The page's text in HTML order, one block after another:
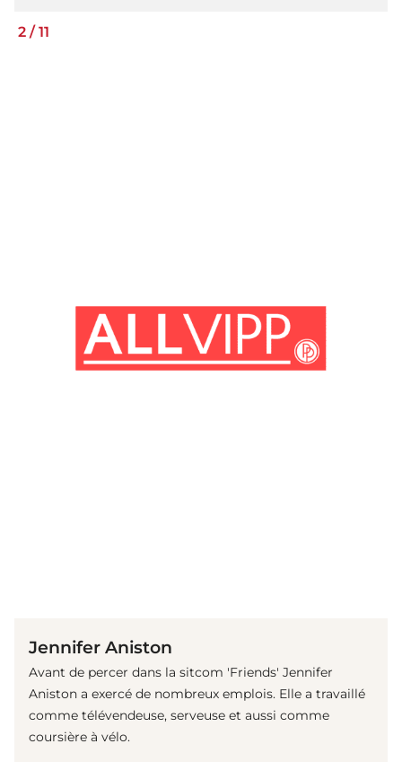
2 / 11
Jennifer Aniston
Avant de percer dans la sitcom 'Friends' Jennifer
Aniston a exercé de nombreux emplois. Elle a travaillé
comme télévendeuse, serveuse et aussi comme
coursière à vélo.